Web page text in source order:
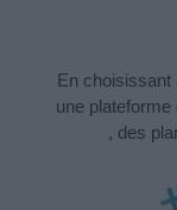
En
une plateforme
, des